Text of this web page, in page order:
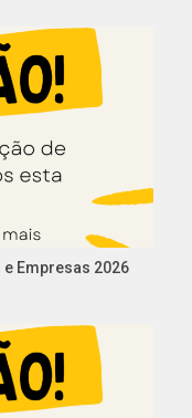
Empresas 2026